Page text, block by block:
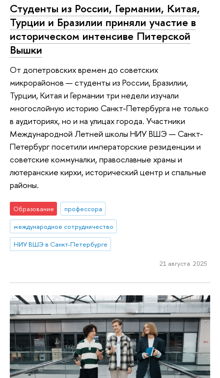
Студенты из России, Германии, Китая,
Турции и Бразилии приняли участие в
историческом интенсиве Питерской
Вышки
От допетровских времен до советских
микрорайонов — студенты из России, Бразилии,
Турции, Китая и Германии три недели изучали
многослойную историю Санкт-Петербурга не только
в аудиториях, но и на улицах города. Участники
Международной Летней школы НИУ ВШЭ — Санкт-
Петербург посетили императорские резиденции и
советские коммуналки, православные храмы и
лютеранские кирхи, исторический центр и спальные
районы.
Образование
профессора
международное сотрудничество
НИУ ВШЭ в Санкт-Петербурге
21 августа 2025